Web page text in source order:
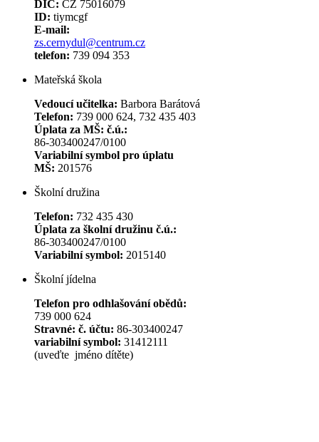
DIČ: CZ 75016079
ID: tiymcgf
E-mail:
zs.cernydul@centrum.cz
telefon: 739 094 353
Mateřská škola
Vedoucí učitelka: Barbora Barátová
Telefon: 739 000 624, 732 435 403
Úplata za MŠ: č.ú.:
86-303400247/0100
Variabilní symbol pro úplatu
MŠ: 201576
Školní družina
Telefon: 732 435 430
Úplata za školní družinu č.ú.:
86-303400247/0100
Variabilní symbol: 2015140
Školní jídelna
Telefon pro odhlašování obědů:
739 000 624
Stravné: č. účtu: 86-303400247
variabilní symbol: 31412111
(uveďte jméno dítěte)